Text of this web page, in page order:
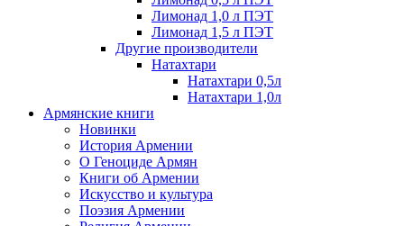
Лимонад 1,0 л ПЭТ
Лимонад 1,5 л ПЭТ
Другие производители
Натахтари
Натахтари 0,5л
Натахтари 1,0л
Армянские книги
Новинки
История Армении
О Геноциде Армян
Книги об Армении
Иcкусство и культура
Поэзия Армении